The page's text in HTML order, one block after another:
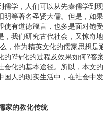
学，人们可以从先秦儒学到现
明等著名圣贤大儒。但是，如
使有道德箴言，也多是面对饱
，我们研究古代社会，又惊奇
，作为精英文化的儒家思想
的?转化的过程及效果如何?答
会化的基本途径。所以，本文
国人的现实生活中，在社会中发
家的教化传统